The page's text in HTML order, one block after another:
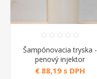
Šampónovacia tryska -
penový injektor
6.602.0051
€ 88,19 s DPH